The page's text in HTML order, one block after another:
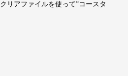
リアファイルを使って”コースタ